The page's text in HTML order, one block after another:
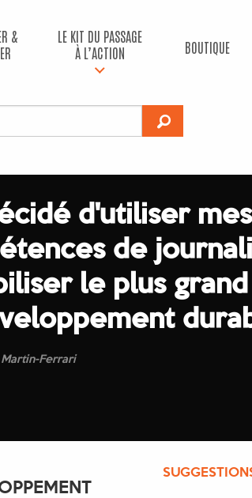
&
LE KIT DU PASSAGE
À L’ACTION
BOUTIQUE
d'utiliser mes
de
le plus
Ferrari